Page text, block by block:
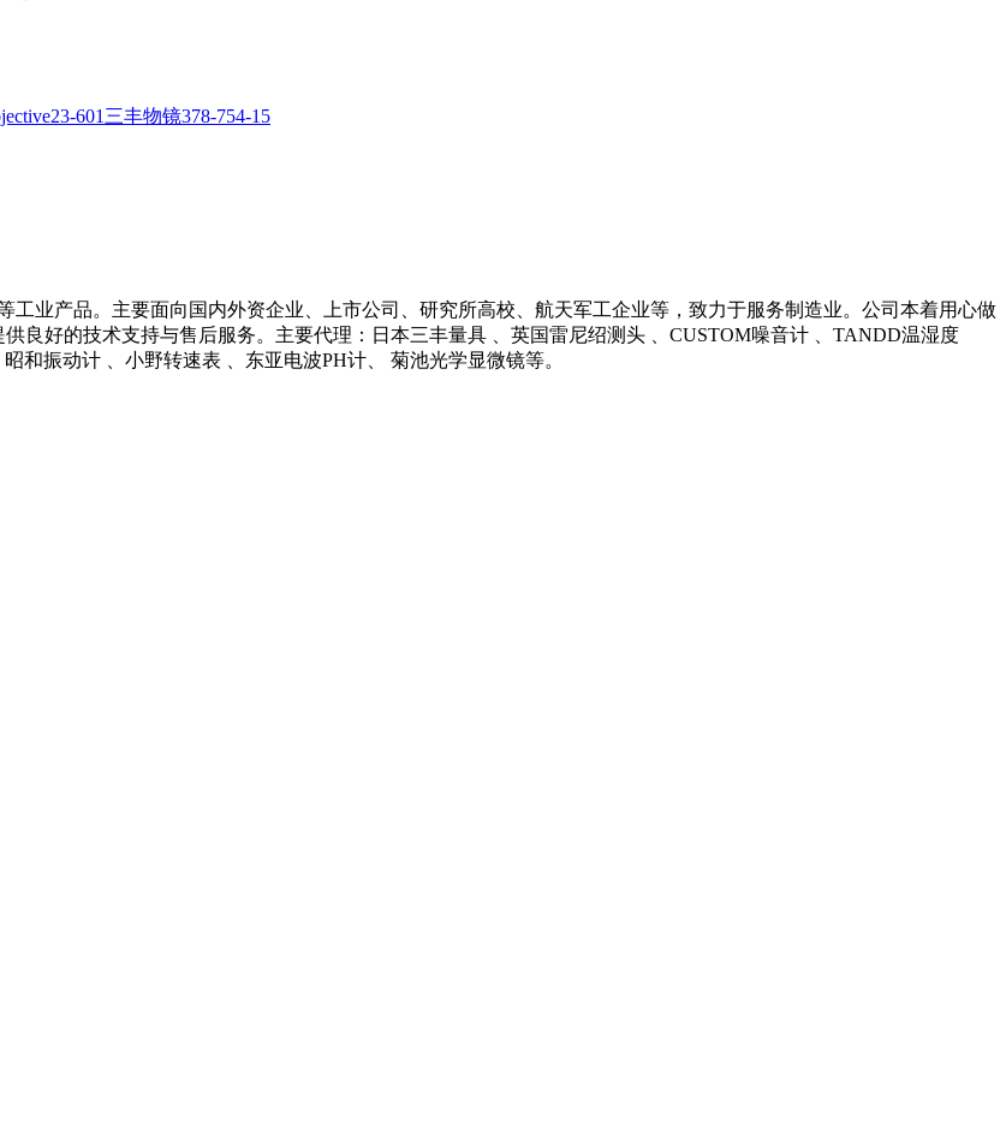
业产品。主要面向国内外资企业、上市公司、研究所高校、航天军工企业等，致力于服务制造业。公司本着用心做
良好的技术支持与售后服务。主要代理：日本三丰量具 、英国雷尼绍测头 、CUSTOM噪音计 、TANDD温湿度
振动计 、小野转速表 、东亚电波PH计、 菊池光学显微镜等。